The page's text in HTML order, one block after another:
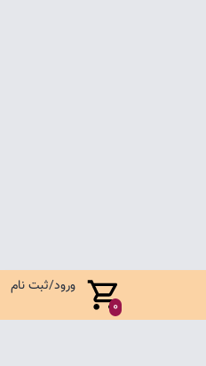
0
ورود/ثبت نام